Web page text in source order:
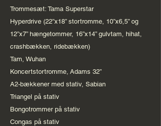
Trommesæt: Tama Superstar
Hyperdrive (22”x18” stortromme, 10”x6,5” og
12”x7” hængetommer, 16”x14” gulvtam, hihat,
crashbækken, ridebækken)
Tam, Wuhan
Koncertstortromme, Adams 32”
A2-bækkener med stativ, Sabian
Triangel på stativ
Bongotrommer på stativ
Congas på stativ